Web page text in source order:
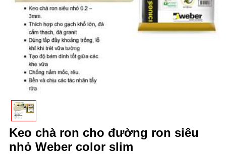
Keo chà ron cho đường ron siêu
nhỏ Weber color slim